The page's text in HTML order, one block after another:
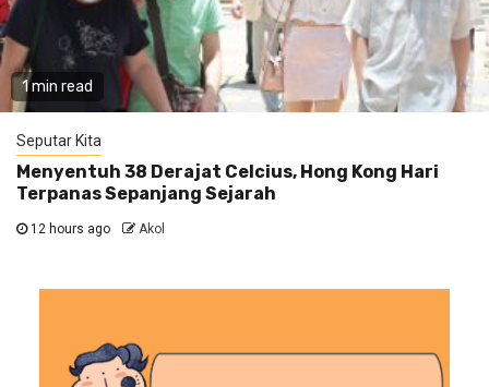
1 min read
Seputar Kita
Menyentuh 38 Derajat Celcius, Hong Kong Hari
Terpanas Sepanjang Sejarah
12 hours ago Akol